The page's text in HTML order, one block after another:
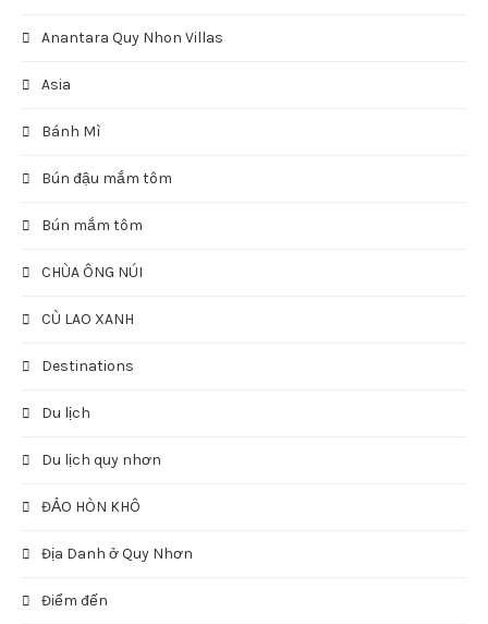
Anantara Quy Nhon Villas
Asia
Bánh Mì
Bún đậu mắm tôm
Bún mắm tôm
CHÙA ÔNG NÚI
CÙ LAO XANH
Destinations
Du lịch
Du lịch quy nhơn
ĐẢO HÒN KHÔ
Địa Danh ở Quy Nhơn
Điểm đến